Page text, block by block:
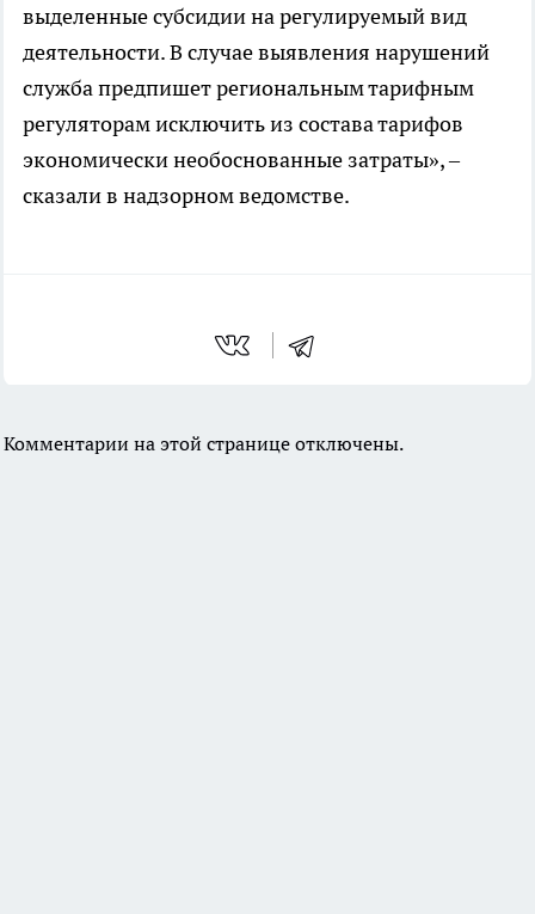
выделенные субсидии на регулируемый вид
деятельности. В случае выявления нарушений
служба предпишет региональным тарифным
регуляторам исключить из состава тарифов
экономически необоснованные затраты», –
сказали в надзорном ведомстве.
Комментарии на этой странице отключены.